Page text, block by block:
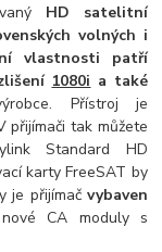
HD satelitní
volných i
vlastnosti patří
1080i a také
Přístroj je
přijímači tak můžete
Standard HD
karty FreeSAT by
je přijímač vybaven
CA moduly s